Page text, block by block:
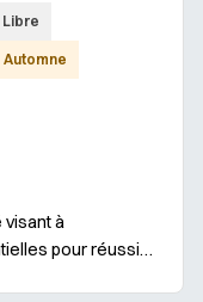
Libre
Automne
visant à
pour réussir